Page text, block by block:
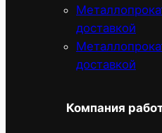
доставкой
доставкой
Компания